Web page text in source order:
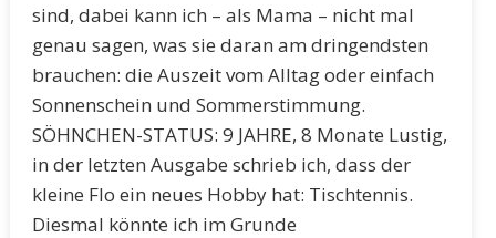
sind, dabei kann ich – als Mama – nicht mal
genau sagen, was sie daran am dringendsten
brauchen: die Auszeit vom Alltag oder einfach
Sonnenschein und Sommerstimmung.
SÖHNCHEN-STATUS: 9 JAHRE, 8 Monate Lustig,
in der letzten Ausgabe schrieb ich, dass der
kleine Flo ein neues Hobby hat: Tischtennis.
Diesmal könnte ich im Grunde